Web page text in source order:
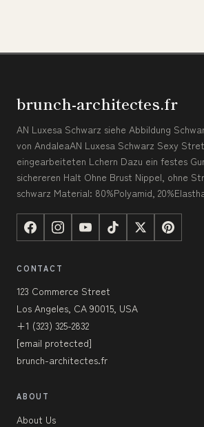
brunch-architectes.fr
AN Luxesa Schwarz siehe Abbildung
von AndaleaAN Luxesa Schwarz Sexy
eingearbeiteten Lchern Dazu ein festes
sichereren Halt Ohne Brust Nippel, ohne
schwarz Material: 80%Polyamid,
CONTACT
123 Commerce Street
Los Angeles, CA 90015, USA
+1 (323) 325-2832
[email protected]
brunch-architectes.fr
ABOUT
About Us